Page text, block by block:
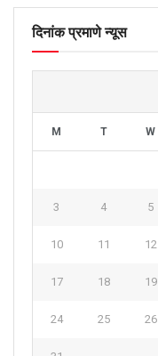
दिनांक प्रमाणे न्यूस
M T W
3 4 5
10 11 12
17 18 19
24 25 26